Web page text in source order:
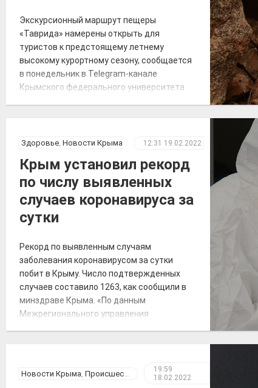
Экскурсионный маршрут пещеры
«Таврида» намерены открыть для
туристов к предстоящему летнему
высокому курортному сезону, сообщается
в понедельник в Telegram-канале
Крымского федерального университета
говорится в сообщении. Также
будет полностью безопасным. За
возможным движением грунтов и камней
Здоровье, Новости Крыма 12:31 19.02.2022
Крым установил рекорд
по числу выявленных
случаев коронавируса за
сутки
Рекорд по выявленным случаям
заболевания коронавирусом за сутки
побит в Крыму. Число подтвержденных
случаев составило 1263, как сообщили в
минздраве Крыма. «По данным
Межрегионального управления
зарегистрировано 1263 случая новой
коронавирусной инфекции, всего
Новости Крыма Происшествия
19:59
18.02.2022